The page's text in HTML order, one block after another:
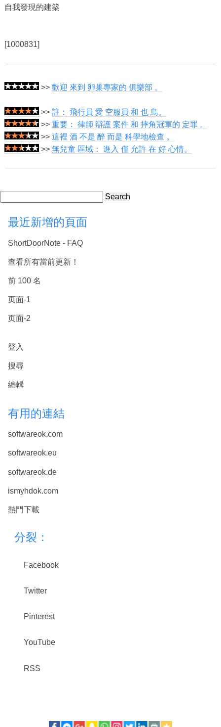
自我發現的建築
[1000831]
>> 歡迎 來到 卵巢專家的 俱樂部 。
>> 註： 飛行員 愛 空服員 和 也 鳥。
>> 重要： 律師 辯護 案件 和 摔角冠軍的 定罪 。
>> 這裡 酒 不是 醉 而是 科學地檢查 。
>> 無兒童 區域： 進入 僅 允許 在 好 心情。
Search
最近新增的頁面
ShortDoorNote - FAQ
查看所有當前更新！
前 100 名
页面-1
页面-2
登入
搜尋
編輯
有用的連結
softwareok.com
softwareok.eu
softwareok.de
ismyhdok.com
熱門下載
分裂：
Facebook
Twitter
Pinterest
YouTube
RSS